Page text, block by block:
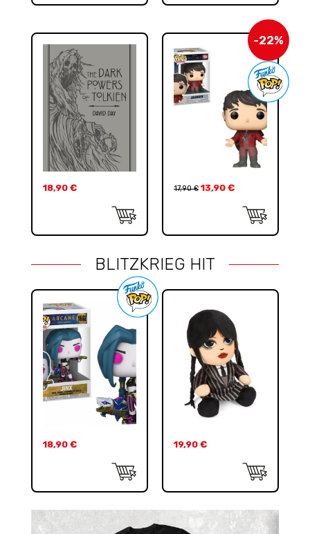
18,90 €
-22%
17,90€ 13,90 €
BLITZKRIEG HIT
18,90 € 19,90 €